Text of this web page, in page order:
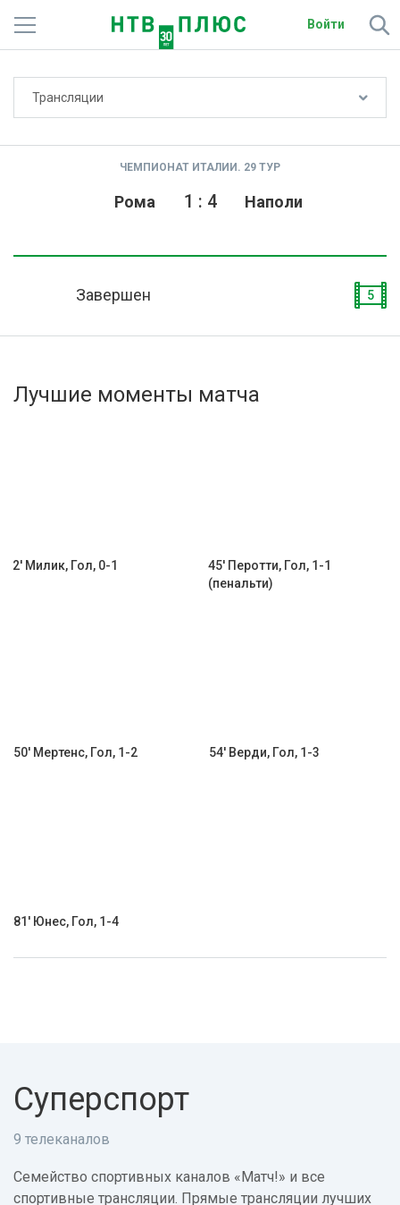
Войти
Активировать промокод
Трансляции
ЧЕМПИОНАТ ИТАЛИИ. 29 ТУР
Рома Наполи
1 : 4
Завершен 5
Лучшие моменты матча
2' Милик, Гол, 0-1
45' Перотти, Гол, 1-1
(пенальти)
50' Мертенс, Гол, 1-2 54' Верди, Гол, 1-3
81' Юнес, Гол, 1-4
Суперспорт
9 телеканалов
Семейство спортивных каналов «Матч!» и все
спортивные трансляции. Прямые трансляции лучших